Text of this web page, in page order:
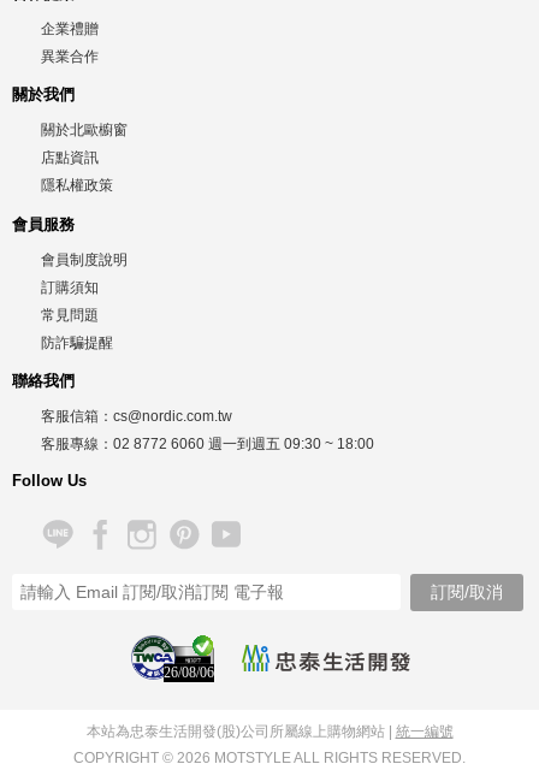
企業禮贈
異業合作
關於我們
關於北歐櫥窗
店點資訊
隱私權政策
會員服務
會員制度說明
訂購須知
常見問題
防詐騙提醒
聯絡我們
客服信箱： cs@nordic.com.tw
客服專線： 02 8772 6060 週一到週五 09:30 ~ 18:00
Follow Us
26/08/06
本站為忠泰生活開發(股)公司所屬線上購物網站 | 統一編號
COPYRIGHT © 2026 MOTSTYLE ALL RIGHTS RESERVED.